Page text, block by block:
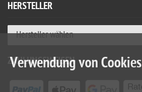
HERSTELLER
Hersteller wählen
ZAHLUNGSWEISEN
Verwendung von Cookies